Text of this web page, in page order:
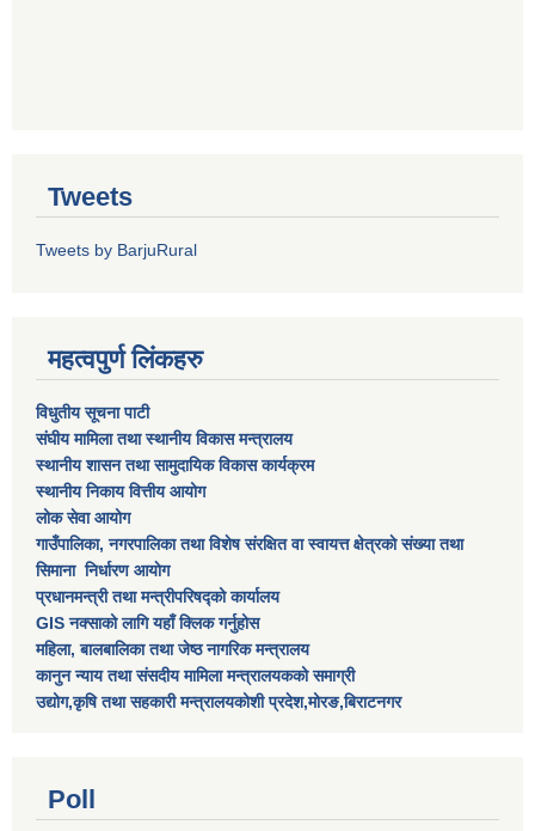
Tweets
Tweets by BarjuRural
महत्वपुर्ण लिंकहरु
विधुतीय सूचना पाटी
संघीय मामिला तथा स्थानीय विकास मन्त्रालय
स्थानीय शासन तथा सामुदायिक विकास कार्यक्रम
स्थानीय निकाय वित्तीय आयोग
लोक सेवा आयोग
गाउँपालिका, नगरपालिका तथा विशेष स‌ंरक्षित वा स्वायत्त क्षेत्रकाे स‌ंख्या तथा
सिमाना निर्धारण आयाेग
प्रधानमन्त्री तथा मन्त्रीपरिषद्को कार्यालय
GIS नक्साको लागि यहाँ क्लिक गर्नुहोस
महिला, बालबालिका तथा जेष्ठ नागरिक मन्त्रालय
कानुन न्याय तथा संसदीय मामिला मन्त्रालयकको समाग्री
उद्योग,कृषि तथा सहकारी मन्त्रालयकोशी प्रदेश,मोरङ,बिराटनगर
Poll